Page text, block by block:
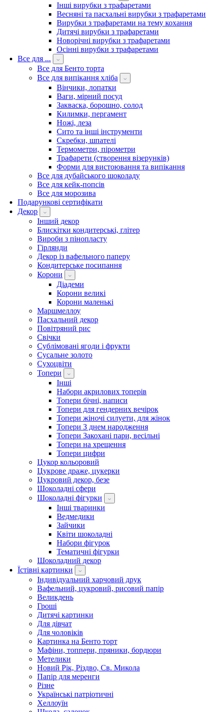
Інші вирубки з трафаретами
Весняні та пасхальні вирубки з трафаретами
Вирубки з трафаретами на тему кохання
Дитячі вирубки з трафаретами
Новорічні вирубки з трафаретами
Осінні вирубки з трафаретами
Все для ...
Все для Бенто торта
Все для випікання хліба
Вінчики, лопатки
Ваги, мірний посуд
Закваска, борошно, солод
Килимки, пергамент
Ножі, леза
Сито та інші інструменти
Скребки, шпателі
Термометри, пірометри
Трафарети (створення візерунків)
Форми для вистоювання та випікання
Все для дубайського шоколаду
Все для кейк-попсів
Все для морозива
Подарункові сертифікати
Декор
Інший декор
Блискітки кондитерські, глітер
Вироби з пінопласту
Гірлянди
Декор із вафельного паперу
Кондитерське посипання
Корони
Діадеми
Корони великі
Корони маленькі
Маршмеллоу
Пасхальний декор
Повітряний рис
Свічки
Сублімовані ягоди і фрукти
Сусальне золото
Сухоцвіти
Топери
Інші
Набори акрилових топерів
Топери бічні, написи
Топери для гендерних вечірок
Топери жіночі силуети, для жінок
Топери З днем ​​народження
Топери Закохані пари, весільні
Топери на хрещення
Топери цифри
Цукор кольоровий
Цукрове драже, цукерки
Цукровий декор, безе
Шоколадні сфери
Шоколадні фігурки
Інші тваринки
Ведмедики
Зайчики
Квіти шоколадні
Набори фігурок
Тематичні фігурки
Шоколадний декор
Їстівні картинки
Індивідуальний харчовий друк
Вафельний, цукровий, рисовий папір
Великдень
Гроші
Дитячі картинки
Для дівчат
Для чоловіків
Картинка на Бенто торт
Мафіни, топпери, пряники, бордюри
Метелики
Новий Рік, Різдво, Св. Микола
Папір для меренги
Різне
Українські патріотичні
Хеллоуїн